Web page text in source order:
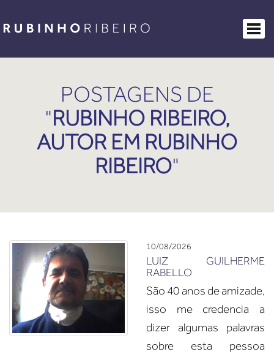
MAIS RUBINHO
COMO COMPRAR
POSTAGENS DE
"RUBINHO RIBEIRO,
AUTOR EM RUBINHO
RIBEIRO"
10/08/2026
LUIZ GUILHERME
RABELLO
São 40 anos de amizade,
isso me credencia a
dizer algumas palavras
sobre esta pessoa